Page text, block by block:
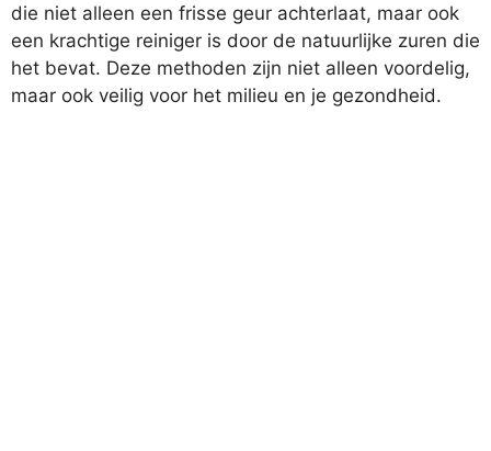
die niet alleen een frisse geur achterlaat, maar ook
een krachtige reiniger is door de natuurlijke zuren die
het bevat. Deze methoden zijn niet alleen voordelig,
maar ook veilig voor het milieu en je gezondheid.